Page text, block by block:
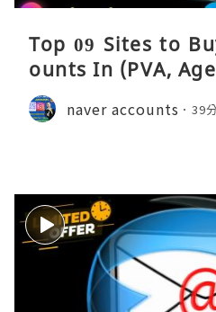
Top 09 Sites to
ounts In (PVA,
naver accounts 39